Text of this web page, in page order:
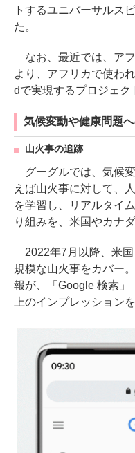
トするユニバーサルス
た。
なお、最近では、ア
より、アフリカで使わ
dで実現するプロジェク
気候変動や健康問題
山火事の追跡
グーグルでは、気候
えば山火事に対して、
を学習し、リアルタイ
り組みを、米国やカナ
2022年7⽉以降、米国
規模な⼭⽕事をカバー
報が、「Google 検索」
上のインプレッション